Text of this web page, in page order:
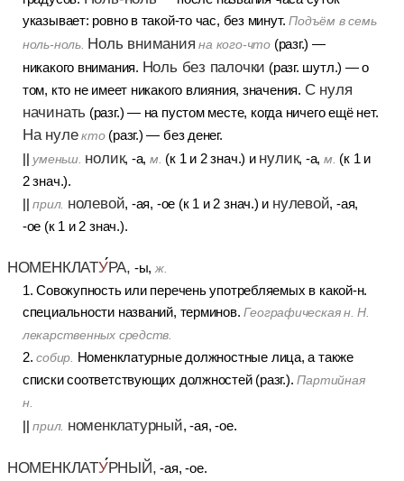
указывает: ровно в такой-то час, без минут.Подъём в семь
ноль-ноль. Ноль внимания на кого-что(разг.) —
никакого внимания. Ноль без палочки (разг. шутл.) — о
том, кто не имеет никакого влияния, значения. С нуля
начинать (разг.) — на пустом месте, когда ничего ещё нет.
На нуле кто(разг.) — без денег.
уменьш. нолик, -а,м. (к 1 и 2 знач.) и нулик, -а,м. (к 1 и
2 знач.).
||прил. нолевой, -ая, -ое (к 1 и 2 знач.) и нулевой, -ая,
-ое (к 1 и 2 знач.).
НОМЕНКЛАТУРА, -ы, ж.
1. Совокупность или перечень употребляемых в какой-н.
специальности названий, терминов.Географическая н. Н.
лекарственных средств.
2.собир.
Номенклатурные должностные лица, а также
списки соответствующих должностей (разг.).Партийная
н.
||прил. номенклатурный, -ая, -ое.
НОМЕНКЛАТУРНЫЙ, -ая, -ое.